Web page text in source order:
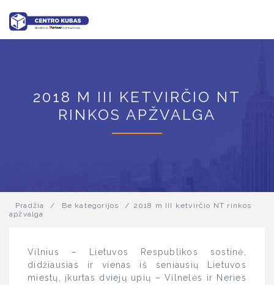
2018 M III KETVIRČIO NT
RINKOS APŽVALGA
Pradžia / Be kategorijos / 2018 m III ketvirčio NT rinkos
apžvalga
Vilnius – Lietuvos Respublikos sostinė,
didžiausias ir vienas iš seniausių Lietuvos
miestų, įkurtas dviejų upių – Vilnelės ir Neries